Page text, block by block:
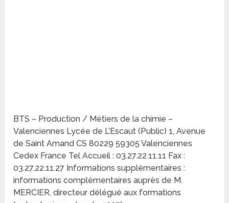
BTS – Production / Métiers de la chimie –
Valenciennes Lycée de L’Escaut (Public) 1, Avenue
de Saint Amand CS 80229 59305 Valenciennes
Cedex France Tel Accueil : 03.27.22.11.11 Fax :
03.27.22.11.27 Informations supplémentaires :
informations complémentaires auprès de M.
MERCIER, directeur délégué aux formations